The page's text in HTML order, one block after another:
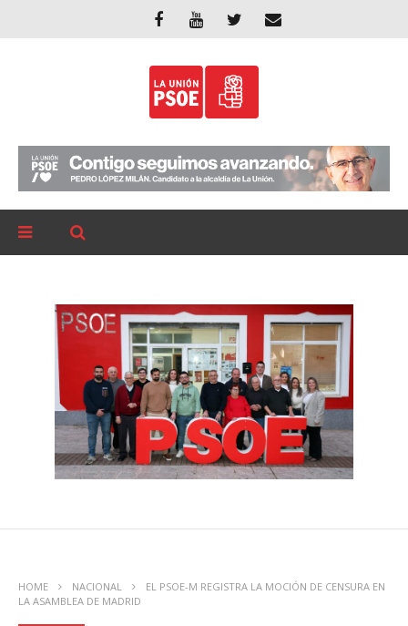
HOME NACIONAL
EL PSOE-M REGISTRA LA MOCIÓN DE CENSURA EN
LA ASAMBLEA DE MADRID